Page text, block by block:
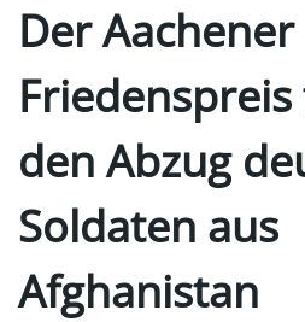
Der Aachener
den Abzug
Soldaten aus
Afghanistan